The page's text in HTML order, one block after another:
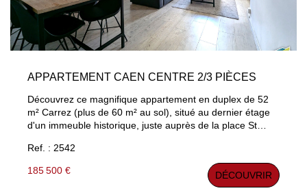
APPARTEMENT CAEN CENTRE 2/3 PIÈCES
Découvrez ce magnifique appartement en duplex de 52
m² Carrez (plus de 60 m² au sol), situé au dernier étage
d'un immeuble historique, juste auprès de la place St
cuisine aménagée, chambre et bureau. Charme de
l'ancien. Belle parties commune. Coup de coeur
Ref. : 2542
185 500 € DÉCOUVRIR